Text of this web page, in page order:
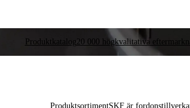
Produktkatalog20 000 högkvalitativa
ProduktsortimentSKF är